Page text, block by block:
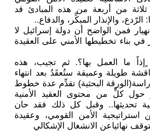
ثلاثة من أربعة من هذه المبادئ قد
والإنذار المبكِّر، والدفاع..
فمن الواضح أن دولة إسرائيل لا
في بناء تخطيطها الأمني على العقيدة
ٍإذاً ما العمل بها؟. ثم تجيب، هذه
طويلة وعميقة ستُعقَدُ بعد انتهاء
البحثية) تقدِّم عدة خطوط
حول كلٍّ من محتوى العقيد الأمنية
تحديثها.. وقبل كل ذلك فقد حان
استراتيجية الأمن القومي، وعقيدة
نهائياعن الانشغال الإشكالي